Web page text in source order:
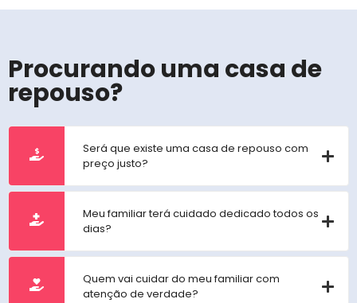
Procurando uma casa de
repouso?
Será que existe uma casa de repouso com
preço justo?
Meu familiar terá cuidado dedicado todos os
dias?
Quem vai cuidar do meu familiar com
atenção de verdade?